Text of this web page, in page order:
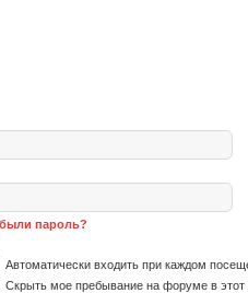
пароль?
Автоматически входить при каждом
Скрыть мое пребывание на форуме в этот